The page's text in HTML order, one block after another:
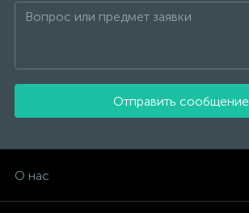
Отправить сообщение
О нас